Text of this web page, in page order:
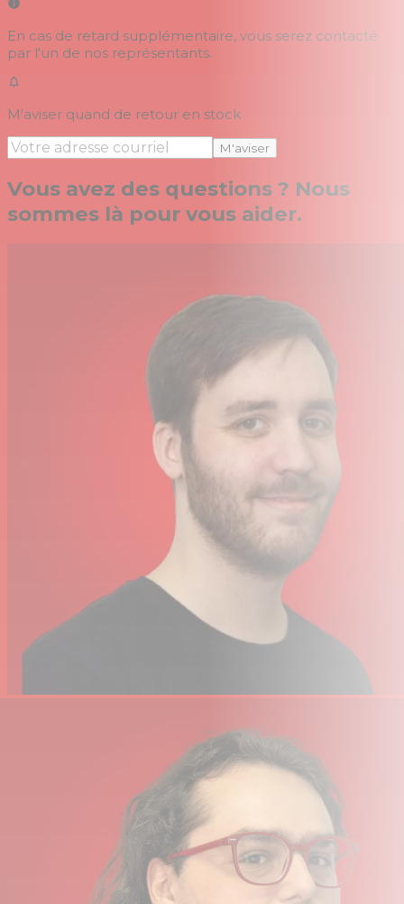
En cas de retard supplémentaire, vous serez contacté
par l'un de nos représentants.
M'aviser quand de retour en stock
M'aviser
Vous avez des questions ? Nous
sommes là pour vous aider.